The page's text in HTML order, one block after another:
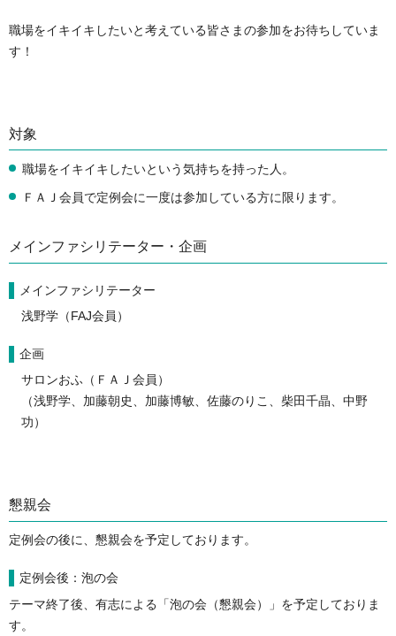
職場をイキイキしたいと考えている皆さまの参加をお待ちしていま
す！
対象
職場をイキイキしたいという気持ちを持った人。
ＦＡＪ会員で定例会に一度は参加している方に限ります。
メインファシリテーター・企画
メインファシリテーター
浅野学（FAJ会員）
企画
サロンおふ（ＦＡＪ会員）
（浅野学、加藤朝史、加藤博敏、佐藤のりこ、柴田千晶、中野
功）
懇親会
定例会の後に、懇親会を予定しております。
定例会後：泡の会
テーマ終了後、有志による「泡の会（懇親会）」を予定しておりま
す。